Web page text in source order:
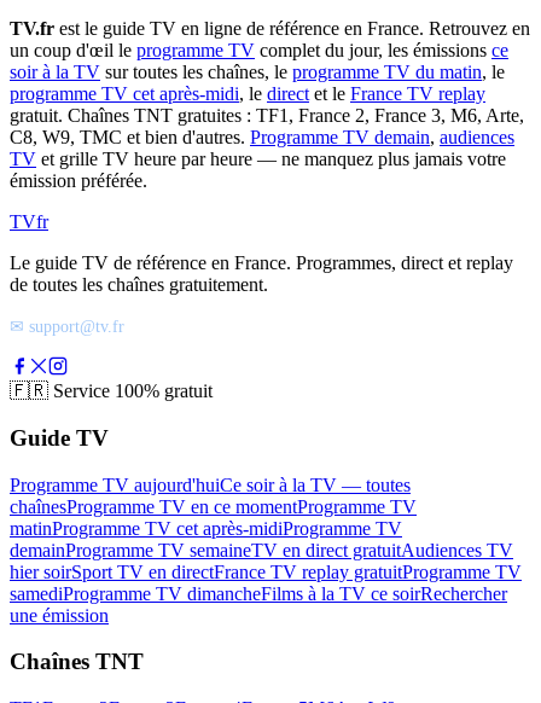
TV.fr est le guide TV en ligne de référence en France. Retrouvez en
un coup d'œil le programme TV complet du jour, les émissions ce
soir à la TV sur toutes les chaînes, le programme TV du matin, le
programme TV cet après-midi, le direct et le France TV replay
gratuit. Chaînes TNT gratuites : TF1, France 2, France 3, M6, Arte,
C8, W9, TMC et bien d'autres. Programme TV demain, audiences
TV et grille TV heure par heure — ne manquez plus jamais votre
émission préférée.
TVfr
Le guide TV de référence en France. Programmes, direct et replay
de toutes les chaînes gratuitement.
✉ support@tv.fr
🇫🇷 Service 100% gratuit
Guide TV
Programme TV aujourd'huiCe soir à la TV — toutes
chaînesProgramme TV en ce momentProgramme TV
matinProgramme TV cet après-midiProgramme TV
demainProgramme TV semaineTV en direct gratuitAudiences TV
hier soirSport TV en directFrance TV replay gratuitProgramme TV
samediProgramme TV dimancheFilms à la TV ce soirRechercher
une émission
Chaînes TNT